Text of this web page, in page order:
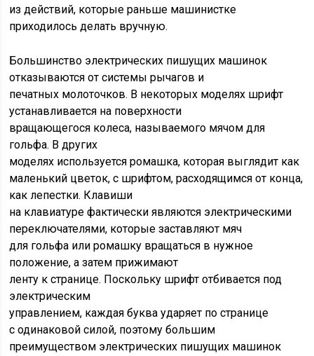
из действий, которые раньше машинистке
приходилось делать вручную.
Большинство электрических пишущих машинок
отказываются от системы рычагов и
печатных молоточков. В некоторых моделях шрифт
устанавливается на поверхности
вращающегося колеса, называемого мячом для
гольфа. В других
моделях используется ромашка, которая выглядит как
маленький цветок, с шрифтом, расходящимся от конца,
как лепестки. Клавиши
на клавиатуре фактически являются электрическими
переключателями, которые заставляют мяч
для гольфа или ромашку вращаться в нужное
положение, а затем прижимают
ленту к странице. Поскольку шрифт отбивается под
электрическим
управлением, каждая буква ударяет по странице
с одинаковой силой, поэтому большим
преимуществом электрических пишущих машинок